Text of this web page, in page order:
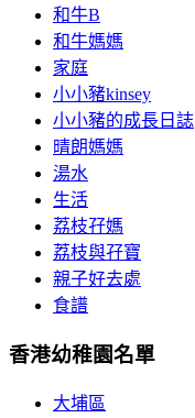
和牛B
和牛媽媽
家庭
小小豬kinsey
小小豬的成長日誌
晴朗媽媽
湯水
生活
荔枝孖媽
荔枝與孖寶
親子好去處
食譜
香港幼稚園名單
大埔區